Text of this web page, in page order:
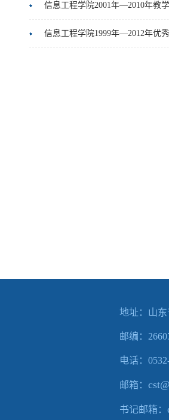
信息工程学院2001年—2010年教
信息工程学院1999年—2012年优
地址：山
邮编：
电话：
邮箱：
书记邮箱：